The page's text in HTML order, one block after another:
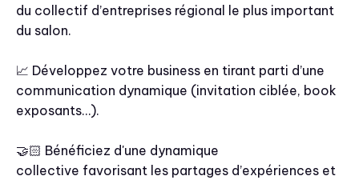
du collectif d’entreprises régional le plus important
du salon.
📈 Développez votre business en tirant parti d’une
communication dynamique (invitation ciblée, book
exposants…).
🤝🏻 Bénéficiez d'une dynamique
collective favorisant les partages d’expériences et